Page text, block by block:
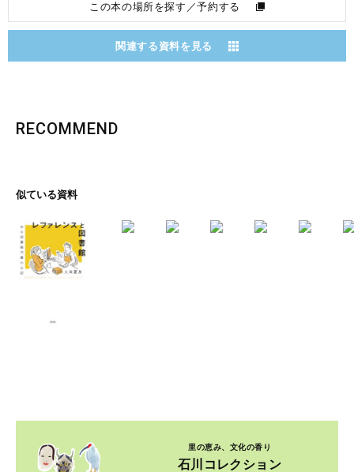
この本の場所を探す／予約する
関連する資料を見る
RECOMMEND
似ている資料
里の恵み、文化の香り
石川コレクション